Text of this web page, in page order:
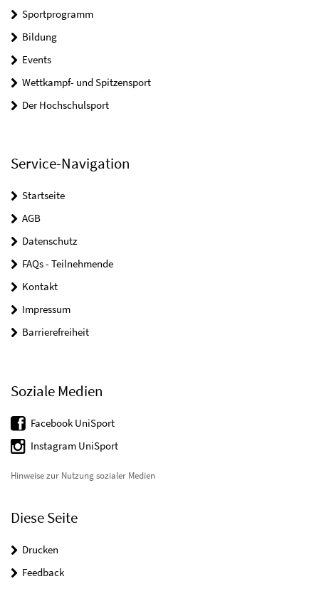
Sportprogramm
Bildung
Events
Wettkampf- und Spitzensport
Der Hochschulsport
Service-Navigation
Startseite
AGB
Datenschutz
FAQs - Teilnehmende
Kontakt
Impressum
Barrierefreiheit
Soziale Medien
Facebook UniSport
Instagram UniSport
Hinweise zur Nutzung sozialer Medien
Diese Seite
Drucken
Feedback